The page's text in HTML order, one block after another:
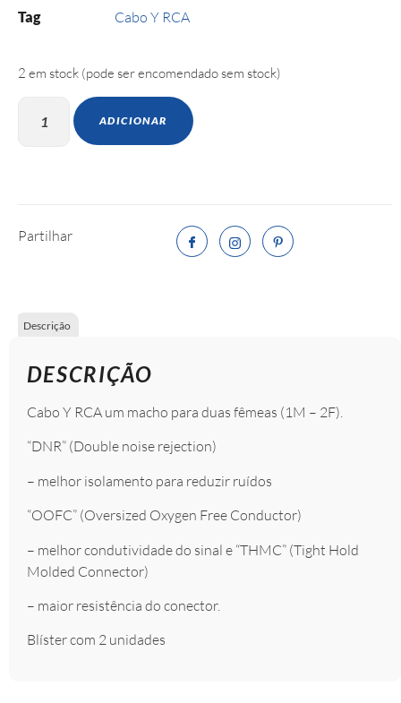
Tag Cabo Y RCA
2 em stock (pode ser encomendado sem stock)
ADICIONAR
Partilhar
Descrição
DESCRIÇÃO
Cabo Y RCA um macho para duas fêmeas (1M – 2F).
“DNR” (Double noise rejection)
– melhor isolamento para reduzir ruídos
“OOFC” (Oversized Oxygen Free Conductor)
– melhor condutividade do sinal e “THMC” (Tight Hold
Molded Connector)
– maior resistência do conector.
Blíster com 2 unidades